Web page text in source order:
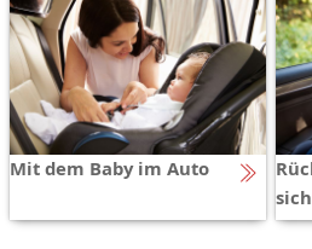
Mit dem Baby im Auto